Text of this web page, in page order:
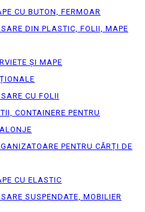
CU BUTON, FERMOAR
DIN PLASTIC, FOLII, MAPE
ȘI MAPE
CU FOLII
CONTAINERE PENTRU
PENTRU CĂRȚI DE
CU ELASTIC
SUSPENDATE, MOBILIER